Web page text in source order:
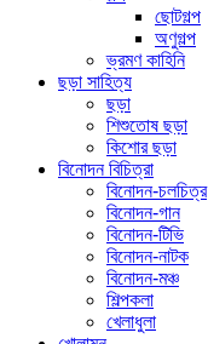
ছোটগল্প
অণুগল্প
ভ্রমণ কাহিনি
ছড়া সাহিত্য
ছড়া
শিশুতোষ ছড়া
কিশোর ছড়া
বিনোদন বিচিত্রা
বিনোদন-চলচিত্র
বিনোদন-গান
বিনোদন-টিভি
বিনোদন-নাটক
বিনোদন-মঞ্চ
শিল্পকলা
খেলাধুলা